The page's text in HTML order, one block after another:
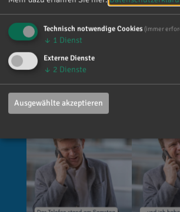
„Danke!“ 😊 Vielen Dank für die
vielen lieben Worte. Ich habe mich
über jede einzelne Aufmerksamkeit
so viele Menschen die Zeit
denken. Umso mehr weiß ich das
Technisch notwendige Cookies (immer
↓ 1 Dienst
Externe Dienste
↓ 2 Dienste
Ausgewählte akzeptieren